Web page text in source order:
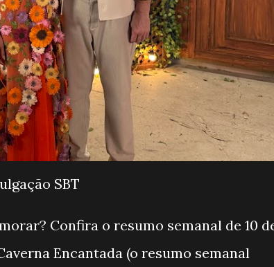
SBT
Confira o resumo semanal de 10
Encantada (o resumo semanal